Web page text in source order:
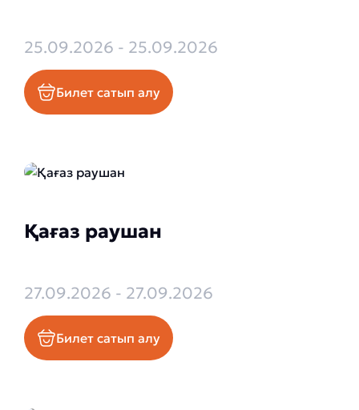
25.09.2026 - 25.09.2026
Билет сатып алу
Қағаз раушан
27.09.2026 - 27.09.2026
Билет сатып алу